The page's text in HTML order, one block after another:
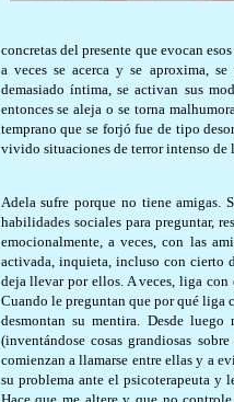
concretas del presente que evocan
a veces se acerca y se aproxima,
demasiado íntima, se activan sus
entonces se aleja o se torna
temprano que se forjó fue de tipo
vivido situaciones de terror intenso de
Adela sufre porque no tiene amigas.
habilidades sociales para preguntar,
emocionalmente, a veces, con las
activada, inquieta, incluso con cierto
deja llevar por ellos. A veces, liga
Cuando le preguntan que por qué liga
desmontan su mentira. Desde luego
(inventándose cosas grandiosas
comienzan a llamarse entre ellas y a
su problema ante el psicoterapeuta y